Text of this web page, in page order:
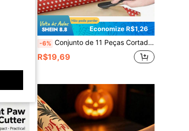
Economize R$1,26
-6% Conjunto de 11 Peças Cortador de Papel de Embrulho para Presente, Inclui 1 Cortador Deslizante de Precisão e 10 Lâminas Substituíveis, Ferramenta Profissional para Corte de Vinil e Papel de Embrulho com Lâmina de Segurança Oculta e Cabo Ergonômico, Adequado para Embrulho de Presentes de Aniversário/Natal, Scrapbooking, Papel de Parede e Decorações de Festa, Operação Manual, Sem Necessidade de Bateria
R$19,69